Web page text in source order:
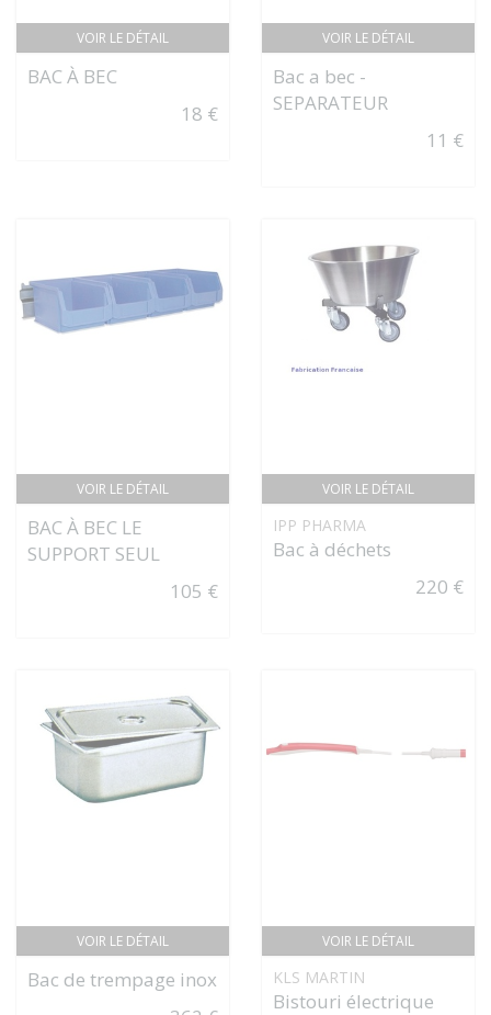
VOIR LE DÉTAIL
BAC À BEC
18 €
VOIR LE DÉTAIL
Bac a bec -
SEPARATEUR
11 €
VOIR LE DÉTAIL
BAC À BEC LE
SUPPORT SEUL
105 €
VOIR LE DÉTAIL
IPP PHARMA
Bac à déchets
220 €
VOIR LE DÉTAIL
Bac de trempage inox
VOIR LE DÉTAIL
KLS MARTIN
Bistouri électrique